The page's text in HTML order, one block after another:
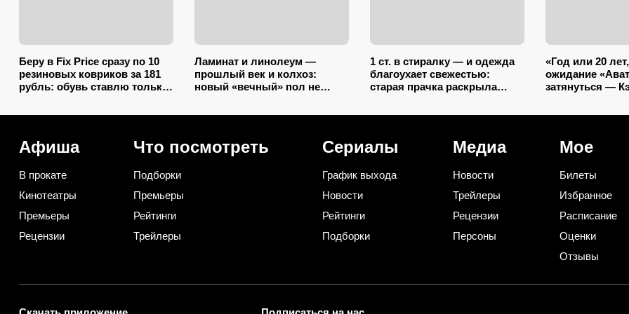
Беру в Fix Price сразу по 10
резиновых ковриков за 181
рубль: обувь ставлю только
Ламинат и линолеум —
прошлый век и колхоз:
новый «вечный» пол не
1 ст. в стиралку — и одежда
благоухает свежестью:
старая прачка раскрыла
«Год или 20
ожидание
затянуться —
Афиша
В прокате
Кинотеатры
Премьеры
Рецензии
Что посмотреть
Подборки
Премьеры
Рейтинги
Трейлеры
Сериалы
График выхода
Новости
Рейтинги
Подборки
Медиа
Новости
Трейлеры
Рецензии
Персоны
Мое
Билеты
Избранное
Расписание
Оценки
Отзывы